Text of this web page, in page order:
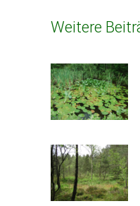
Weitere